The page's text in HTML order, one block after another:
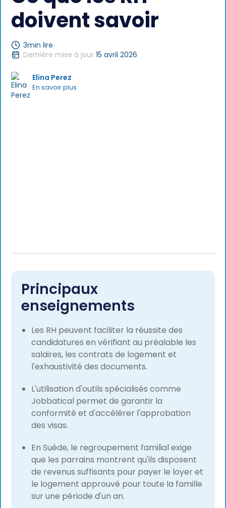
doivent savoir
3min lire
Dernière mise à jour 15 avril 2026
Elina Perez
En savoir plus
Principaux
enseignements
Les RH peuvent faciliter la réussite des
candidatures en vérifiant au préalable les
salaires, les contrats de logement et
l'exhaustivité des documents.
L'utilisation d'outils spécialisés comme
Jobbatical permet de garantir la
conformité et d'accélérer l'approbation
des visas.
En Suède, le regroupement familial exige
que les parrains montrent qu'ils disposent
de revenus suffisants pour payer le loyer et
le logement approuvé pour toute la famille
sur une période d'un an.